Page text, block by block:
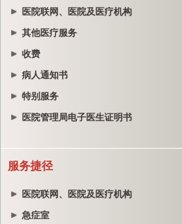
医院联网、医院及医疗机构
其他医疗服务
收费
病人通知书
特别服务
医院管理局电子医生证明书
服务捷径
医院联网、医院及医疗机构
急症室